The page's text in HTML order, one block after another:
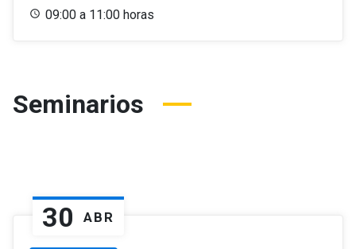
09:00 a 11:00 horas
Seminarios
30 ABR